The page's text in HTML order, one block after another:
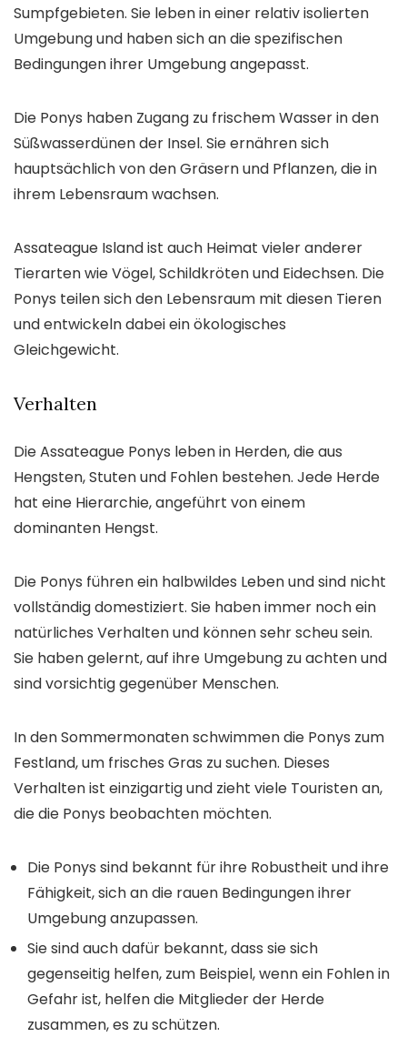
Sumpfgebieten. Sie leben in einer relativ isolierten
Umgebung und haben sich an die spezifischen
Bedingungen ihrer Umgebung angepasst.
Die Ponys haben Zugang zu frischem Wasser in den
Süßwasserdünen der Insel. Sie ernähren sich
hauptsächlich von den Gräsern und Pflanzen, die in
ihrem Lebensraum wachsen.
Assateague Island ist auch Heimat vieler anderer
Tierarten wie Vögel, Schildkröten und Eidechsen. Die
Ponys teilen sich den Lebensraum mit diesen Tieren
und entwickeln dabei ein ökologisches
Gleichgewicht.
Verhalten
Die Assateague Ponys leben in Herden, die aus
Hengsten, Stuten und Fohlen bestehen. Jede Herde
hat eine Hierarchie, angeführt von einem
dominanten Hengst.
Die Ponys führen ein halbwildes Leben und sind nicht
vollständig domestiziert. Sie haben immer noch ein
natürliches Verhalten und können sehr scheu sein.
Sie haben gelernt, auf ihre Umgebung zu achten und
sind vorsichtig gegenüber Menschen.
In den Sommermonaten schwimmen die Ponys zum
Festland, um frisches Gras zu suchen. Dieses
Verhalten ist einzigartig und zieht viele Touristen an,
die die Ponys beobachten möchten.
Die Ponys sind bekannt für ihre Robustheit und ihre
Fähigkeit, sich an die rauen Bedingungen ihrer
Umgebung anzupassen.
Sie sind auch dafür bekannt, dass sie sich
gegenseitig helfen, zum Beispiel, wenn ein Fohlen in
Gefahr ist, helfen die Mitglieder der Herde
zusammen, es zu schützen.